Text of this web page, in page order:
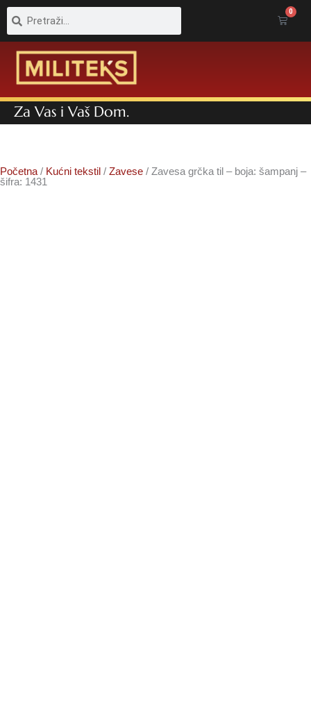
Pretraga 0
Cart
Za Vas i Vaš Dom.
Početna / Kućni tekstil / Zavese / Zavesa grčka til – boja: šampanj –
šifra: 1431